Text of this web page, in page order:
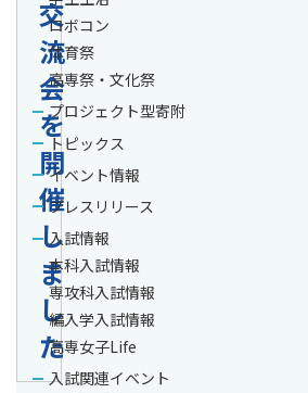
交
流
会
を
開
催
し
ま
し
た
ロボコン
体育祭
高専祭・文化祭
プロジェクト型寄附
トピックス
イベント情報
プレスリリース
入試情報
本科入試情報
専攻科入試情報
編入学入試情報
高専女子Life
入試関連イベント